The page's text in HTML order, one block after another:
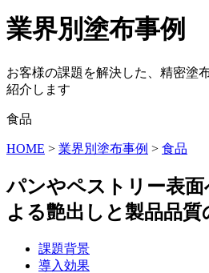
業界別塗布事例
お客様の課題を解決した、精密塗
紹介します
食品
HOME > 業界別塗布事例 > 食品
パンやペストリー表
よる艶出しと製品品質
課題背景
導入効果